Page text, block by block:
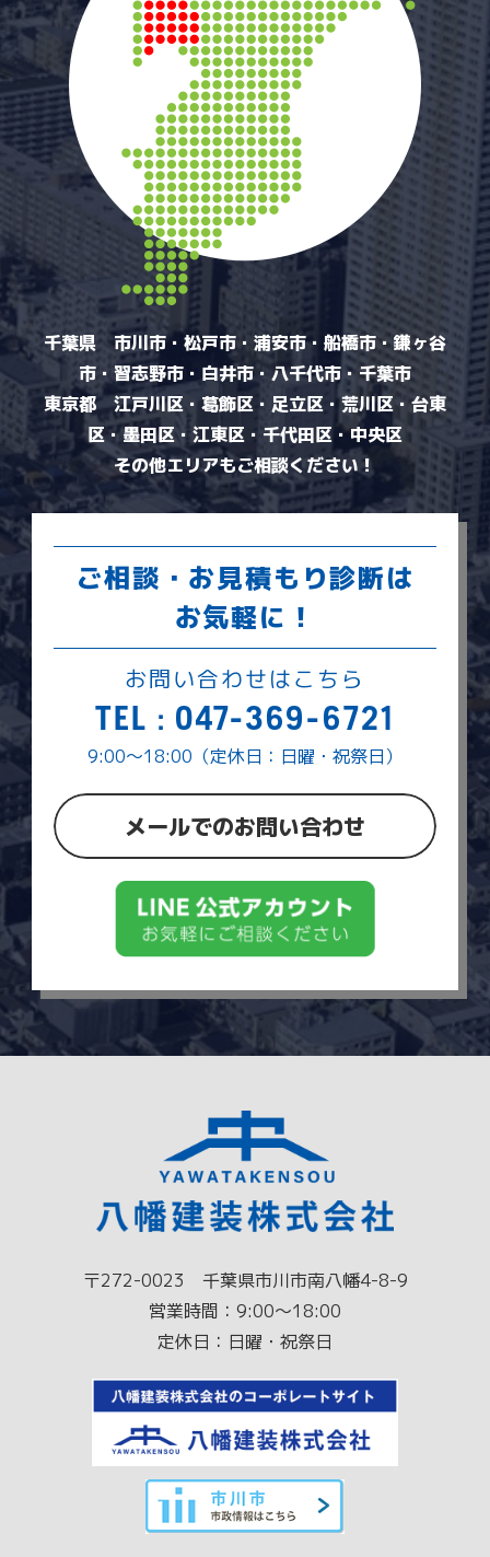
千葉県 市川市・松戸市・浦安市・船橋市・鎌ヶ谷
市・習志野市・白井市・八千代市・千葉市
東京都 江戸川区・葛飾区・足立区・荒川区・台東
区・墨田区・江東区・千代田区・中央区
その他エリアもご相談ください！
ご相談・お見積もり診断は
お気軽に！
お問い合わせはこちら
TEL : 047-369-6721
9:00～18:00（定休日：日曜・祝祭日）
メールでのお問い合わせ
〒272-0023 千葉県市川市南八幡4-8-9
営業時間：9:00～18:00
定休日：日曜・祝祭日